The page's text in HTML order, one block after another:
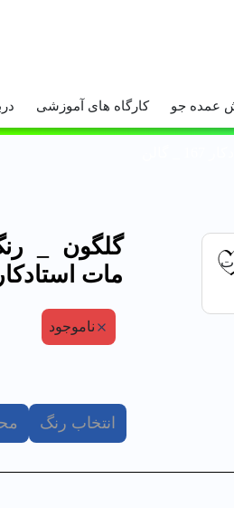
عمده جو کارگاه های آموزشی
گلگون _
مات استادكار 167 _
ناموجود
انتخاب رنگ